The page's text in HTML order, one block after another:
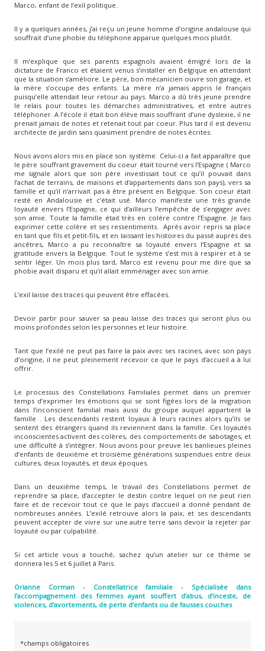
Marco, enfant de l’exil politique.
Il y a quelques années, j’ai reçu un jeune homme d’origine andalouse qui
souffrait d’une phobie du téléphone apparue quelques mois plutôt.
Il m’explique que ses parents espagnols avaient émigré lors de la
dictature de Franco et étaient venus s’installer en Belgique en attendant
que la situation s’améliore. Le père, bon mécanicien ouvre son garage, et
la mère s’occupe des enfants. La mère n’a jamais appris le français
puisqu’elle attendait leur retour au pays. Marco a dû très jeune prendre
le relais pour toutes les démarches administratives, et entre autres
téléphoner. A l’école il était bon élève mais souffrant d’une dyslexie, il ne
prenait jamais de notes et retenait tout par coeur. Plus tard il est devenu
architecte de jardin sans quasiment prendre de notes écrites.
Nous avons alors mis en place son système. Celui-ci a fait apparaître que
le père souffrant gravement du coeur était tourné vers l’Espagne ( Marco
me signale alors que son père investissait tout ce qu’il pouvait dans
l’achat de terrains, de maisons et d’appartements dans son pays), vers sa
famille et qu’il n’arrivait pas à être présent en Belgique. Son coeur était
resté en Andalousie et c’était usé. Marco manifeste une très grande
loyauté envers l’Espagne, ce qui d’ailleurs l’empêche de s’engager avec
son amie. Toute la famille était très en colère contre l’Espagne. Je fais
exprimer cette colère et ses ressentiments. Après avoir repris sa place
en tant que fils et petit-fils, et en laissant les histoires du passé auprès des
ancêtres, Marco a pu reconnaître sa loyauté envers l’Espagne et sa
gratitude envers la Belgique. Tout le système s’est mis à respirer et à se
sentir léger. Un mois plus tard, Marco est revenu pour me dire que sa
phobie avait disparu et qu’il allait emménager avec son amie.
L’exil laisse des traces qui peuvent être effacées.
Devoir partir pour sauver sa peau laisse des traces qui seront plus ou
moins profondes selon les personnes et leur histoire.
Tant que l’exilé ne peut pas faire la paix avec ses racines, avec son pays
d’origine, il ne peut pleinement recevoir ce que le pays d’accueil a à lui
offrir.
Le processus des Constellations Familiales permet dans un premier
temps d’exprimer les émotions qui se sont figées lors de la migration
dans l’inconscient familial mais aussi du groupe auquel appartient la
famille . Les descendants restent loyaux à leurs racines alors qu’ils se
sentent des étrangers quand ils reviennent dans la famille. Ces loyautés
inconscientes activent des colères, des comportements de sabotages, et
une difficulté à s’intégrer. Nous avons pour preuve les banlieues pleines
d’enfants de deuxième et troisième générations suspendues entre deux
cultures, deux loyautés, et deux époques.
Dans un deuxième temps, le travail des Constellations permet de
reprendre sa place, d’accepter le destin contre lequel on ne peut rien
faire et de recevoir tout ce que le pays d’accueil a donné pendant de
nombreuses années. L’exilé retrouve alors la paix, et ses descendants
peuvent accepter de vivre sur une autre terre sans devoir la rejeter par
loyauté ou par culpabilité.
Si cet article vous a touché, sachez qu’un atelier sur ce thème se
donnera les 5 et 6 juillet à Paris.
Orianne Corman - Constellatrice familiale - Spécialisée dans
l’accompagnement des femmes ayant souffert d’abus, d’inceste, de
violences, d’avortements, de perte d’enfants ou de fausses couches
*champs obligatoires